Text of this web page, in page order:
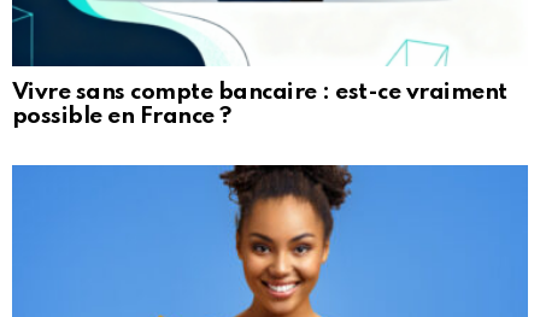
Vivre sans compte bancaire : est-ce vraiment
possible en France ?